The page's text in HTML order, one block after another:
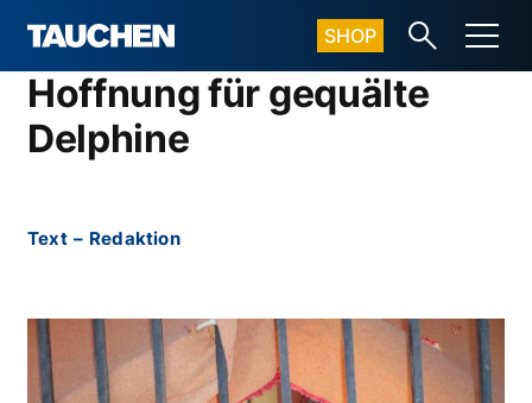
SHOP
Hoffnung für gequälte
Delphine
Text – Redaktion